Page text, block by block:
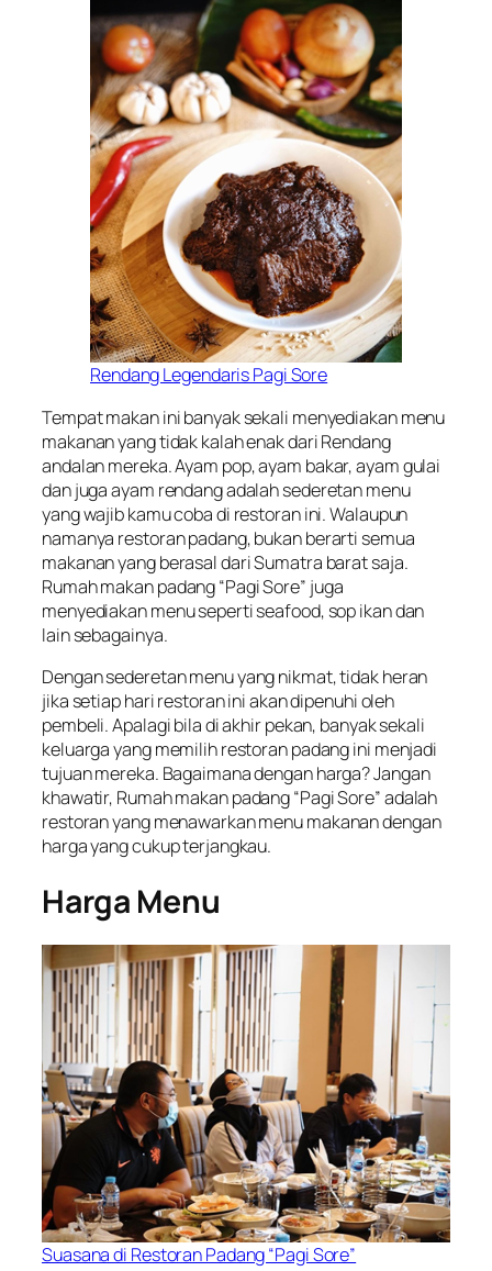
Rendang Legendaris Pagi Sore
Tempat makan ini banyak sekali menyediakan menu
makanan yang tidak kalah enak dari Rendang
andalan mereka. Ayam pop, ayam bakar, ayam gulai
dan juga ayam rendang adalah sederetan menu
yang wajib kamu coba di restoran ini. Walaupun
namanya restoran padang, bukan berarti semua
makanan yang berasal dari Sumatra barat saja.
Rumah makan padang “Pagi Sore” juga
menyediakan menu seperti seafood, sop ikan dan
lain sebagainya.
Dengan sederetan menu yang nikmat, tidak heran
jika setiap hari restoran ini akan dipenuhi oleh
pembeli. Apalagi bila di akhir pekan, banyak sekali
keluarga yang memilih restoran padang ini menjadi
tujuan mereka. Bagaimana dengan harga? Jangan
khawatir, Rumah makan padang “Pagi Sore” adalah
restoran yang menawarkan menu makanan dengan
harga yang cukup terjangkau.
Harga Menu
Suasana di Restoran Padang “Pagi Sore”